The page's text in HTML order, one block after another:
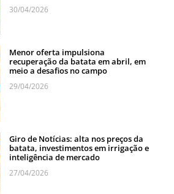
30/04/2026
Menor oferta impulsiona
recuperação da batata em abril, em
meio a desafios no campo
29/04/2026
Giro de Notícias: alta nos preços da
batata, investimentos em irrigação e
inteligência de mercado
27/04/2026